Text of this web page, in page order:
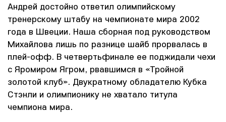
Андрей достойно ответил олимпийскому
тренерскому штабу на чемпионате мира 2002
года в Швеции. Наша сборная под руководством
Михайлова лишь по разнице шайб прорвалась в
плей-офф. В четвертьфинале ее поджидали чехи
с Яромиром Ягром, рвавшимся в «Тройной
золотой клуб». Двукратному обладателю Кубка
Стэнли и олимпионику не хватало титула
чемпиона мира.